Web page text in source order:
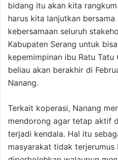
bidang itu akan kita
harus kita lanjutkan bersama
kebersamaan seluruh
Kabupaten Serang untuk
kepemimpinan ibu Ratu Tatu
beliau akan berakhir di
Nanang.
Terkait koperasi, Nanang
mendorong agar tetap aktif
terjadi kendala. Hal itu
masyarakat tidak